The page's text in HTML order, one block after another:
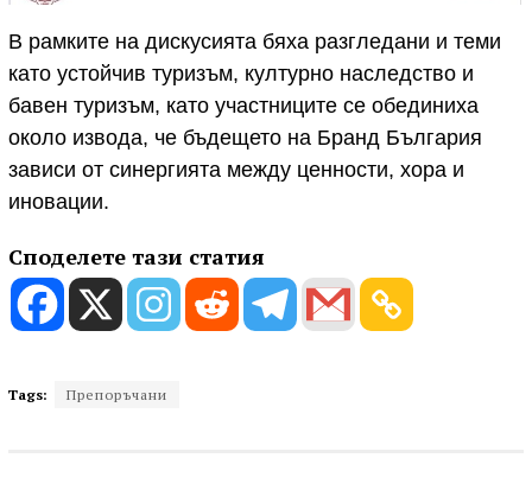
В рамките на дискусията бяха разгледани и теми
като устойчив туризъм, културно наследство и
бавен туризъм, като участниците се обединиха
около извода, че бъдещето на Бранд България
зависи от синергията между ценности, хора и
иновации.
Споделете тази статия
Tags: Препоръчани